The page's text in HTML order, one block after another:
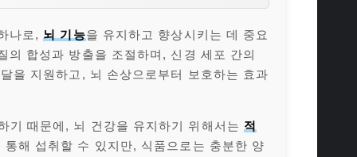
나로, 뇌 기능을 유지하고 향상시키는 데 중요
의 합성과 방출을 조절하며, 신경 세포 간의
을 지원하고, 뇌 손상으로부터 보호하는 효과
기 때문에, 뇌 건강을 유지하기 위해서는 적
해 섭취할 수 있지만, 식품으로는 충분한 양